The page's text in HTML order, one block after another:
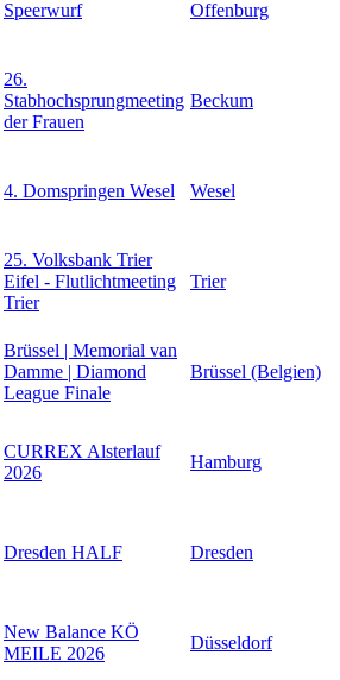
Speerwurf Offenburg
26.
Stabhochsprungmeeting
der Frauen
Beckum
4. Domspringen Wesel Wesel
25. Volksbank Trier
Eifel - Flutlichtmeeting
Trier
Trier
Brüssel | Memorial van
Damme | Diamond
League Finale
Brüssel (Belgien)
CURREX Alsterlauf
2026
Hamburg
Dresden HALF Dresden
New Balance KÖ
MEILE 2026
Düsseldorf